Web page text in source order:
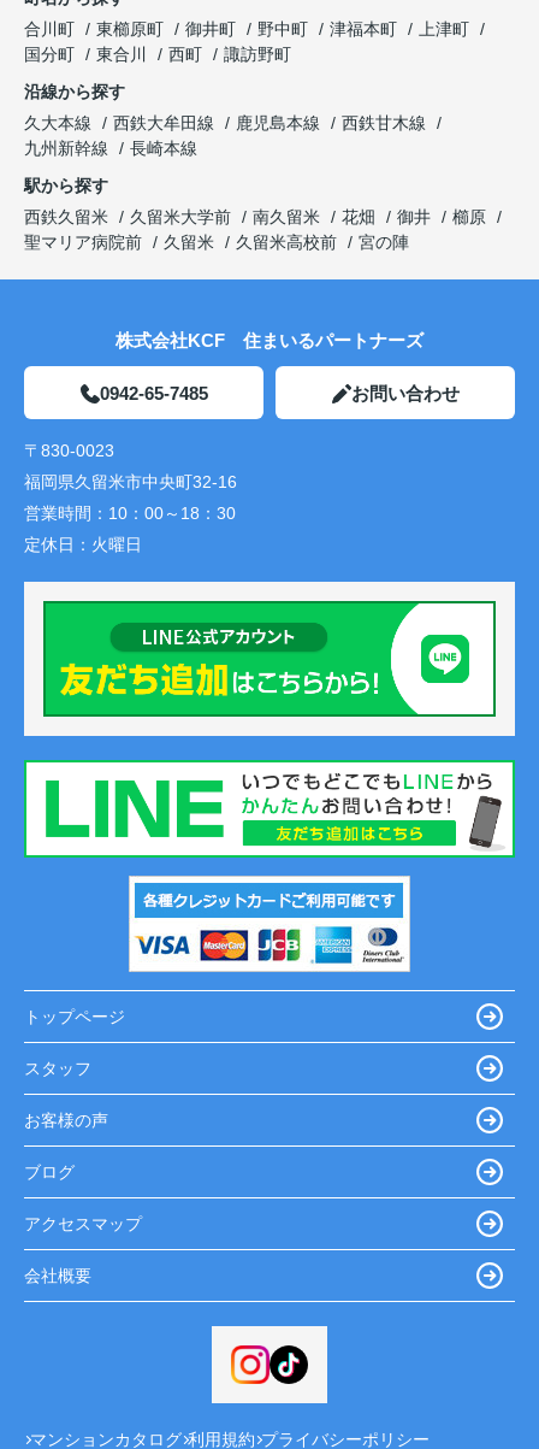
合川町
東櫛原町 御井町 野中町 津福本町
上津町
国分町
東合川 西町
諏訪野町
沿線から探す
久大本線
西鉄大牟田線 鹿児島本線
西鉄甘木線
九州新幹線
長崎本線
駅から探す
西鉄久留米
久留米大学前 南久留米 花畑 御井
櫛原
聖マリア病院前
久留米 久留米高校前 宮の陣
株式会社KCF 住まいるパートナーズ
0942-65-7485 お問い合わせ
〒830-0023
福岡県久留米市中央町32-16
営業時間： 10：00～18：30
定休日： 火曜日
トップページ
スタッフ
お客様の声
ブログ
アクセスマップ
会社概要
マンションカタログ 利用規約 プライバシーポリシー